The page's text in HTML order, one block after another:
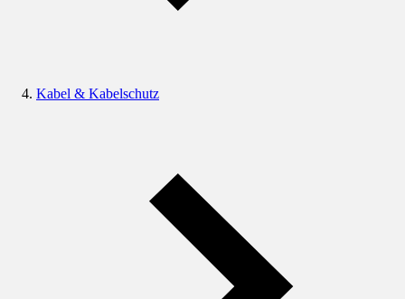
Kabel & Kabelschutz